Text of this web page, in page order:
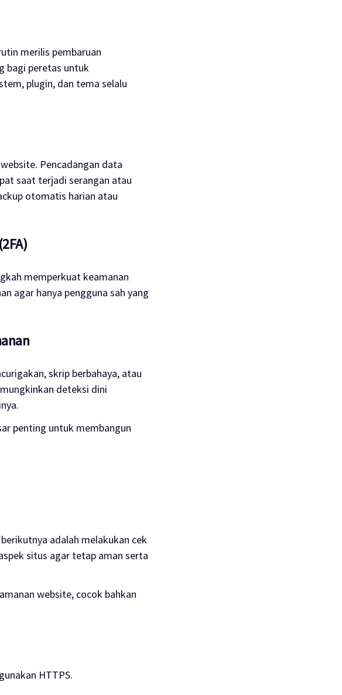
merilis pembaruan
bagi peretas untuk
plugin, dan tema selalu
Pencadangan data
saat terjadi serangan atau
otomatis harian atau
memperkuat keamanan
agar hanya pengguna sah yang
skrip berbahaya, atau
deteksi dini
penting untuk membangun
adalah melakukan cek
situs agar tetap aman serta
website, cocok bahkan
HTTPS.